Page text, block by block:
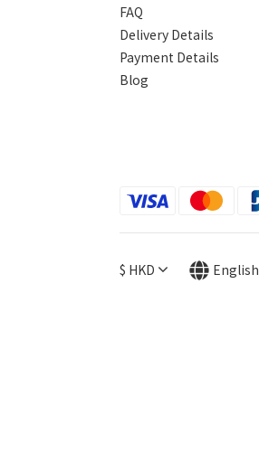
FAQ
Delivery Details
Payment Details
Blog
$ HKD English